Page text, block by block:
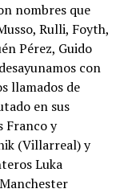
nombres que
Rulli, Foyth,
Pérez, Guido
con
llamados de
en sus
Franco y
(Villarreal) y
Luka